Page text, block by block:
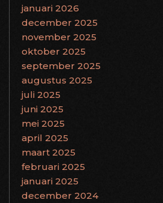
januari 2026
december 2025
november 2025
oktober 2025
september 2025
augustus 2025
juli 2025
juni 2025
mei 2025
april 2025
maart 2025
februari 2025
januari 2025
december 2024